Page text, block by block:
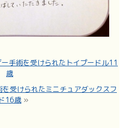
手術を受けられたトイプードル11
歳
受けられたミニチュアダックスフ
16歳»